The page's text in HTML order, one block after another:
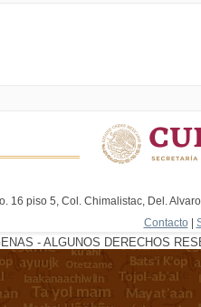
16 piso 5, Col. Chimalistac, Del.
Contacto |
- ALGUNOS DERECHOS